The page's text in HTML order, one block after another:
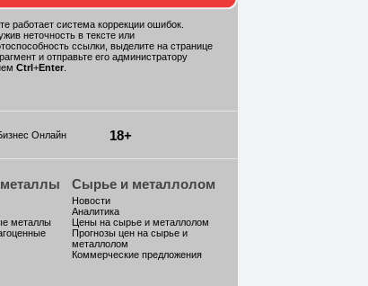
работает система коррекции ошибок.
неточность в тексте или
ссылки, выделите на странице
и отправьте его администратору
Ctrl +Enter.
Онлайн 18+
металлы
Сырье и металлолом
Новости
Аналитика
Цены на сырье и металлолом
Прогнозы цен на сырье и
металлолом
Коммерческие предложения